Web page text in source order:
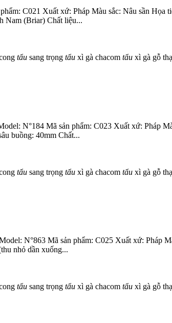
C021 Xuất xứ: Pháp Màu sắc: Nâu sần
Nam (Briar) Chất liệu...
tẩu sang trọng tẩu xì gà chacom tẩu xì gà gỗ
N°184 Mã sản phẩm: C023 Xuất xứ: Pháp
buồng: 40mm Chất...
tẩu sang trọng tẩu xì gà chacom tẩu xì gà gỗ
N°863 Mã sản phẩm: C025 Xuất xứ: Pháp
nhỏ dần xuống...
tẩu sang trọng tẩu xì gà chacom tẩu xì gà gỗ